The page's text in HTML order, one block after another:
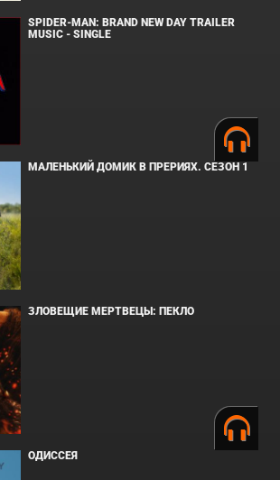
SPIDER-MAN: BRAND NEW DAY TRAILER
MUSIC - SINGLE
МАЛЕНЬКИЙ ДОМИК В ПРЕРИЯХ. СЕЗОН 1
ЗЛОВЕЩИЕ МЕРТВЕЦЫ: ПЕКЛО
ОДИССЕЯ